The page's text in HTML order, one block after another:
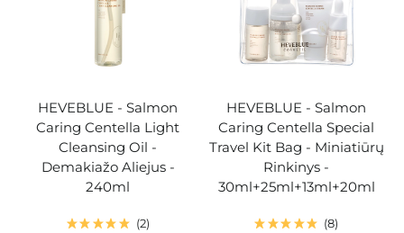
HEVEBLUE - Salmon
Caring Centella Light
Cleansing Oil -
Demakiažo Aliejus -
240ml
2
HEVEBLUE - Salmon
Caring Centella Special
Travel Kit Bag - Miniatiūrų
Rinkinys -
30ml+25ml+13ml+20ml
8